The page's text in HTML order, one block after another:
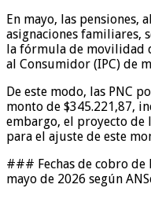
En mayo, las pensiones,
asignaciones familiares,
la fórmula de movilidad
al Consumidor (IPC) de
De este modo, las PNC
monto de $345.221,87,
embargo, el proyecto
para el ajuste de este
### Fechas de cobro de
mayo de 2026 según